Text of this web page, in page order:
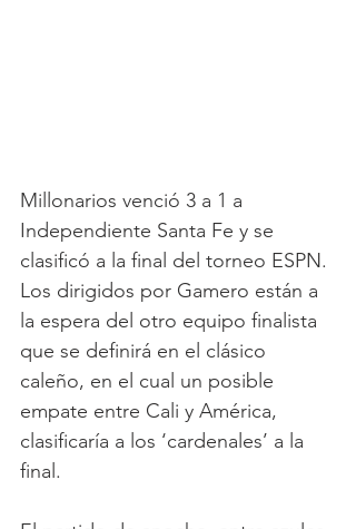
Millonarios venció 3 a 1 a
Independiente Santa Fe y se
clasificó a la final del torneo ESPN.
Los dirigidos por Gamero están a
la espera del otro equipo finalista
que se definirá en el clásico
caleño, en el cual un posible
empate entre Cali y América,
clasificaría a los ‘cardenales’ a la
final.